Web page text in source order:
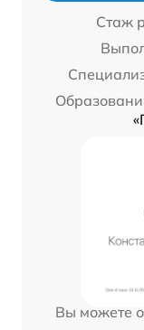
Стаж
Вы можете